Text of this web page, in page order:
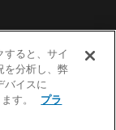
ログ
すると、サイ
を分析し、弊
バイスに
す。
プラ